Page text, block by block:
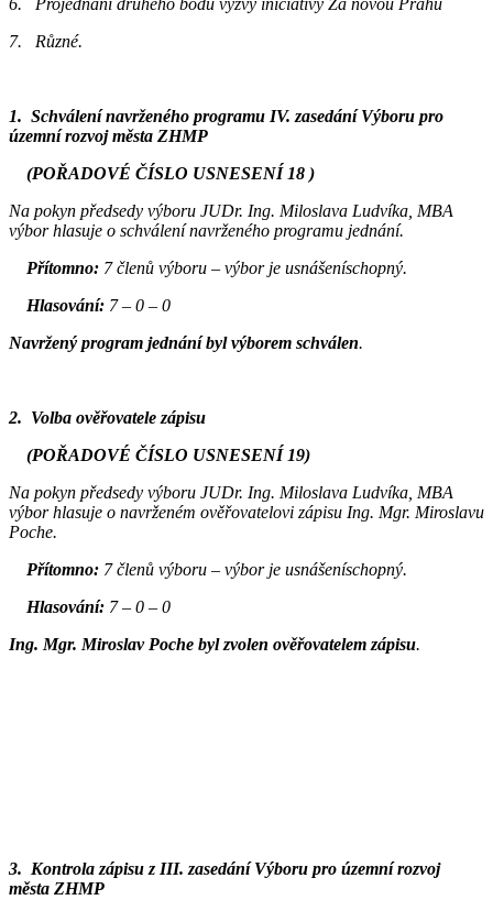
6. Projednání druhého bodu výzvy iniciativy Za novou Prahu
7. Různé.
1. Schválení navrženého programu IV. zasedání Výboru pro
územní rozvoj města ZHMP
(POŘADOVÉ ČÍSLO USNESENÍ 18 )
Na pokyn předsedy výboru JUDr. Ing. Miloslava Ludvíka, MBA
výbor hlasuje o schválení navrženého programu jednání.
Přítomno: 7 členů výboru – výbor je usnášeníschopný.
Hlasování: 7 – 0 – 0
Navržený program jednání byl výborem schválen.
2. Volba ověřovatele zápisu
(POŘADOVÉ ČÍSLO USNESENÍ 19)
Na pokyn předsedy výboru JUDr. Ing. Miloslava Ludvíka, MBA
výbor hlasuje o navrženém ověřovatelovi zápisu Ing. Mgr. Miroslavu
Poche.
Přítomno: 7 členů výboru – výbor je usnášeníschopný.
Hlasování: 7 – 0 – 0
Ing. Mgr. Miroslav Poche byl zvolen ověřovatelem zápisu.
3. Kontrola zápisu z III. zasedání Výboru pro územní rozvoj
města ZHMP